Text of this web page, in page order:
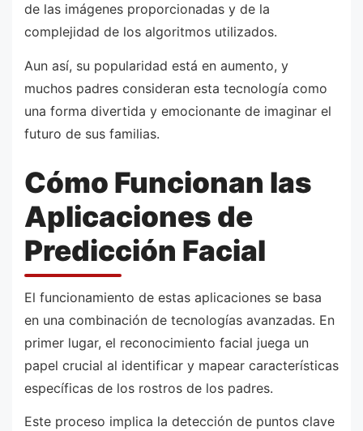
de las imágenes proporcionadas y de la
complejidad de los algoritmos utilizados.
Aun así, su popularidad está en aumento, y
muchos padres consideran esta tecnología como
una forma divertida y emocionante de imaginar el
futuro de sus familias.
Cómo Funcionan las
Aplicaciones de
Predicción Facial
El funcionamiento de estas aplicaciones se basa
en una combinación de tecnologías avanzadas. En
primer lugar, el reconocimiento facial juega un
papel crucial al identificar y mapear características
específicas de los rostros de los padres.
Este proceso implica la detección de puntos clave